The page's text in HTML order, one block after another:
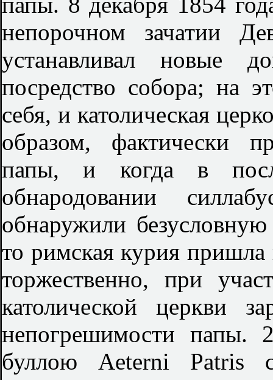
непорочном зачатии
устанавливал новые
посредство собора; на
себя, и католическая
образом, фактически
папы, и когда в
обнародовании
обнаружили
то римская курия
торжественно, при
католической церкви
непогрешимости
буллою Aeterni Patris